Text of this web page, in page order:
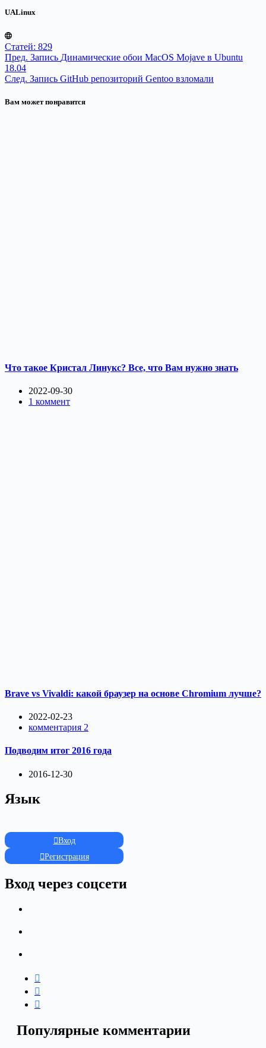
UALinux
Статей: 829
Пред. Запись Динамические обои MacOS Mojave в Ubuntu
18.04
След. Запись GitHub репозиторий Gentoo взломали
Вам может понравится
Что такое Кристал Линукс? Все, что Вам нужно знать
2022-09-30
1 коммент
Brave vs Vivaldi: какой браузер на основе Chromium лучше?
2022-02-23
комментария 2
Подводим итог 2016 года
2016-12-30
Язык
Вход
Регистрация
Вход через соцсети
Популярные комментарии